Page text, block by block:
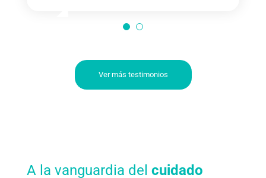
Ver más testimonios
A la vanguardia del cuidado